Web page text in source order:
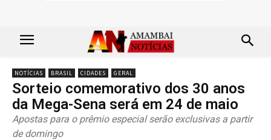
NOTÍCIAS BRASIL CIDADES GERAL
Sorteio comemorativo dos 30 anos
da Mega-Sena será em 24 de maio
Apostas para o prêmio especial serão exclusivas a partir
de domingo